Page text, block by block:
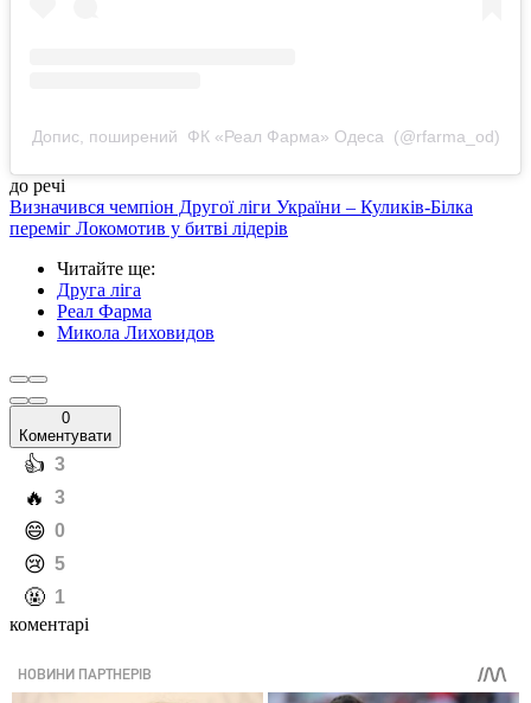
Допис, поширений ️ ФК «Реал Фарма» Одеса ️ (@rfarma_od)
до речі
Визначився чемпіон Другої ліги України – Куликів-Білка
переміг Локомотив у битві лідерів
Читайте ще:
Друга ліга
Реал Фарма
Микола Лиховидов
0
Коментувати
️👍 3
️🔥 3
️😄 0
️😢 5
️🤬 1
коментарі